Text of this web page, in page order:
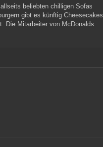
beliebten chilligen Sofas
gibt es künftig Cheesecakes
Die Mitarbeiter von McDonalds